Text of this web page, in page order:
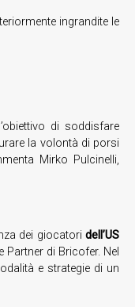
ingrandite le
di soddisfare
la volontà di porsi
Mirko Pulcinelli,
dei giocatoridell’US
di Bricofer. Nel
e strategie di un